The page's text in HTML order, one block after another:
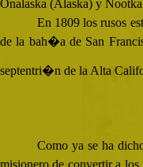
Onalaska (Alaska) y
En 1809 los rusos
de la bah�a de San
septentri�n de la Alta
Como ya se ha